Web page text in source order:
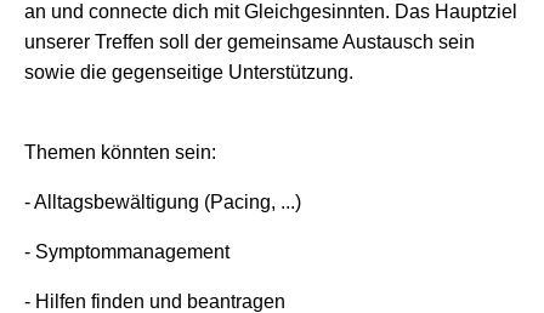
an und connecte dich mit Gleichgesinnten. Das Hauptziel
unserer Treffen soll der gemeinsame Austausch sein
sowie die gegenseitige Unterstützung.
Themen könnten sein:
- Alltagsbewältigung (Pacing, ...)
- Symptommanagement
- Hilfen finden und beantragen